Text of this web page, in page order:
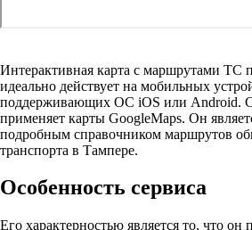
Интерактивная карта с маршрутами ТС
идеально действует на мобильных
поддерживающих ОС iOS или Android.
применяет карты GoogleMaps. Он
подробным справочником маршрутов
транспорта в Тампере.
Особенность сервиса
Его характерностью является то, что он